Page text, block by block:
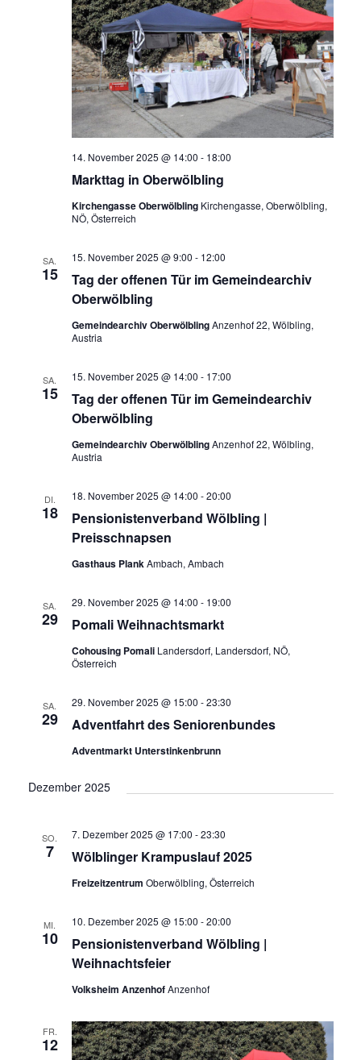
Markttag in Oberwölbling
14. November 2025 @ 14:00 - 18:00
Kirchengasse Oberwölbling Kirchengasse, Oberwölbling,
NÖ, Österreich
SA.
15
Tag der offenen Tür im Gemeindearchiv
Oberwölbling
15. November 2025 @ 9:00 - 12:00
Gemeindearchiv OberwölblingAnzenhof 22, Wölbling,
Austria
SA.
15
Tag der offenen Tür im Gemeindearchiv
Oberwölbling
15. November 2025 @ 14:00 - 17:00
Gemeindearchiv OberwölblingAnzenhof 22, Wölbling,
Austria
DI.
18
Pensionistenverband Wölbling |
Preisschnapsen
18. November 2025 @ 14:00 -20:00
Gasthaus PlankAmbach, Ambach
SA.
29 Pomali Weihnachtsmarkt
29. November 2025 @ 14:00 - 19:00
Cohousing Pomali Landersdorf, Landersdorf, NÖ,
Österreich
SA.
29 Adventfahrt des Seniorenbundes
29. November 2025 @ 15:00 -23:30
Adventmarkt Unterstinkenbrunn
Dezember 2025
SO.
7 Wölblinger Krampuslauf 2025
7. Dezember 2025 @ 17:00 -23:30
Freizeitzentrum Oberwölbling, Österreich
MI.
10
Pensionistenverband Wölbling |
Weihnachtsfeier
10. Dezember 2025 @ 15:00 -20:00
Volksheim AnzenhofAnzenhof
FR.
12